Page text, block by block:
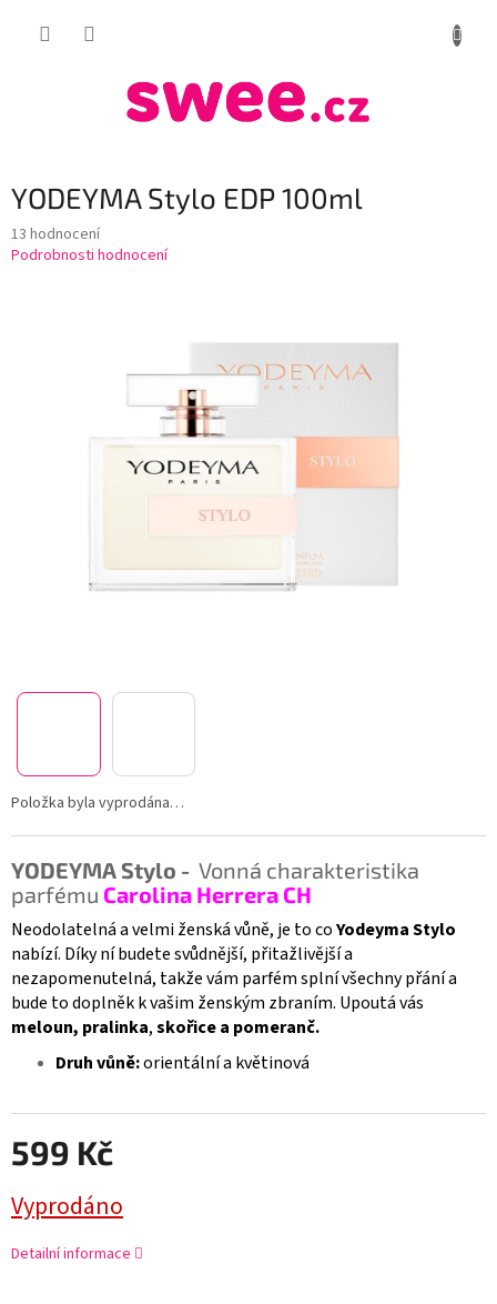
YODEYMA Stylo EDP 100ml
Průměrné
hodnocení
13 hodnocení
Podrobnosti hodnocení
599 Kč
Vyprodáno
Položka byla vyprodána…
YODEYMA Stylo - Vonná charakteristika
parfému Carolina Herrera CH
Neodolatelná a velmi ženská vůně, je to coYodeyma Stylo
nabízí. Díky ní budete svůdnější, přitažlivější a
nezapomenutelná, takže vám parfém splní všechny přání a
bude to doplněk k vašim ženským zbraním. Upoutá vás
meloun, pralinka,skořice a pomeranč.
Druh vůně:orientální a květinová
Detailní informace